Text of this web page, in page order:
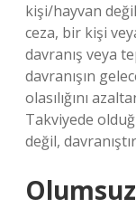
kişi/hayvan
ceza, bir kişi
davranış veya
davranışın
olasılığını
Takviyede
değil,